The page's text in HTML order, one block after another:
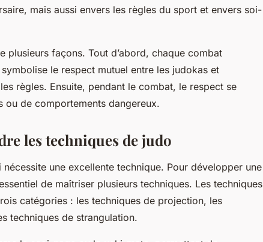
mais aussi envers les règles du sport et envers soi-
plusieurs façons. Tout d’abord, chaque combat
le respect mutuel entre les judokas et
règles. Ensuite, pendant le combat, le respect se
ou de comportements dangereux.
les techniques de judo
une excellente technique. Pour développer une
de maîtriser plusieurs techniques. Les techniques
catégories : les techniques de projection, les
techniques de strangulation.